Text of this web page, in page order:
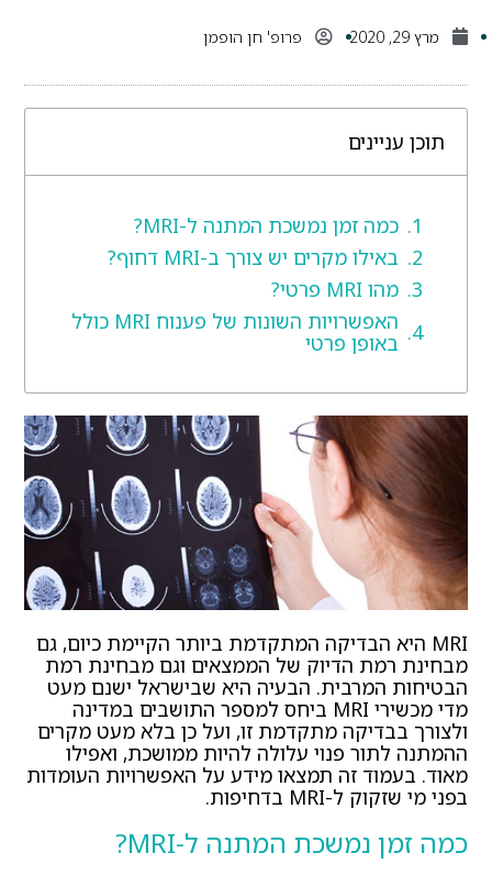
מרץ 29, 2020 פרופ' חן הופמן
תוכן עניינים
כמה זמן נמשכת המתנה ל-MRI?
באילו מקרים יש צורך ב-MRI דחוף?
מהו MRI פרטי?
האפשרויות השונות של פענוח MRI כולל
באופן פרטי
MRI היא הבדיקה המתקדמת ביותר הקיימת כיום, גם
מבחינת רמת הדיוק של הממצאים וגם מבחינת רמת
הבטיחות המרבית. הבעיה היא שבישראל ישנם מעט
מדי מכשירי MRI ביחס למספר התושבים במדינה
ולצורך בבדיקה מתקדמת זו, ועל כן בלא מעט מקרים
ההמתנה לתור פנוי עלולה להיות ממושכת, ואפילו
מאוד. בעמוד זה תמצאו מידע על האפשרויות העומדות
בפני מי שזקוק ל-MRI בדחיפות.
כמה זמן נמשכת המתנה ל-MRI?